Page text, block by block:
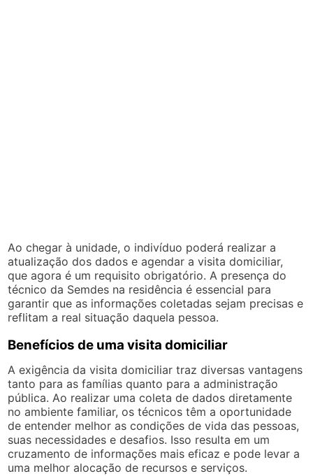
Ao chegar à unidade, o indivíduo poderá realizar a
atualização dos dados e agendar a visita domiciliar,
que agora é um requisito obrigatório. A presença do
técnico da Semdes na residência é essencial para
garantir que as informações coletadas sejam precisas e
reflitam a real situação daquela pessoa.
Benefícios de uma visita domiciliar
A exigência da visita domiciliar traz diversas vantagens
tanto para as famílias quanto para a administração
pública. Ao realizar uma coleta de dados diretamente
no ambiente familiar, os técnicos têm a oportunidade
de entender melhor as condições de vida das pessoas,
suas necessidades e desafios. Isso resulta em um
cruzamento de informações mais eficaz e pode levar a
uma melhor alocação de recursos e serviços.